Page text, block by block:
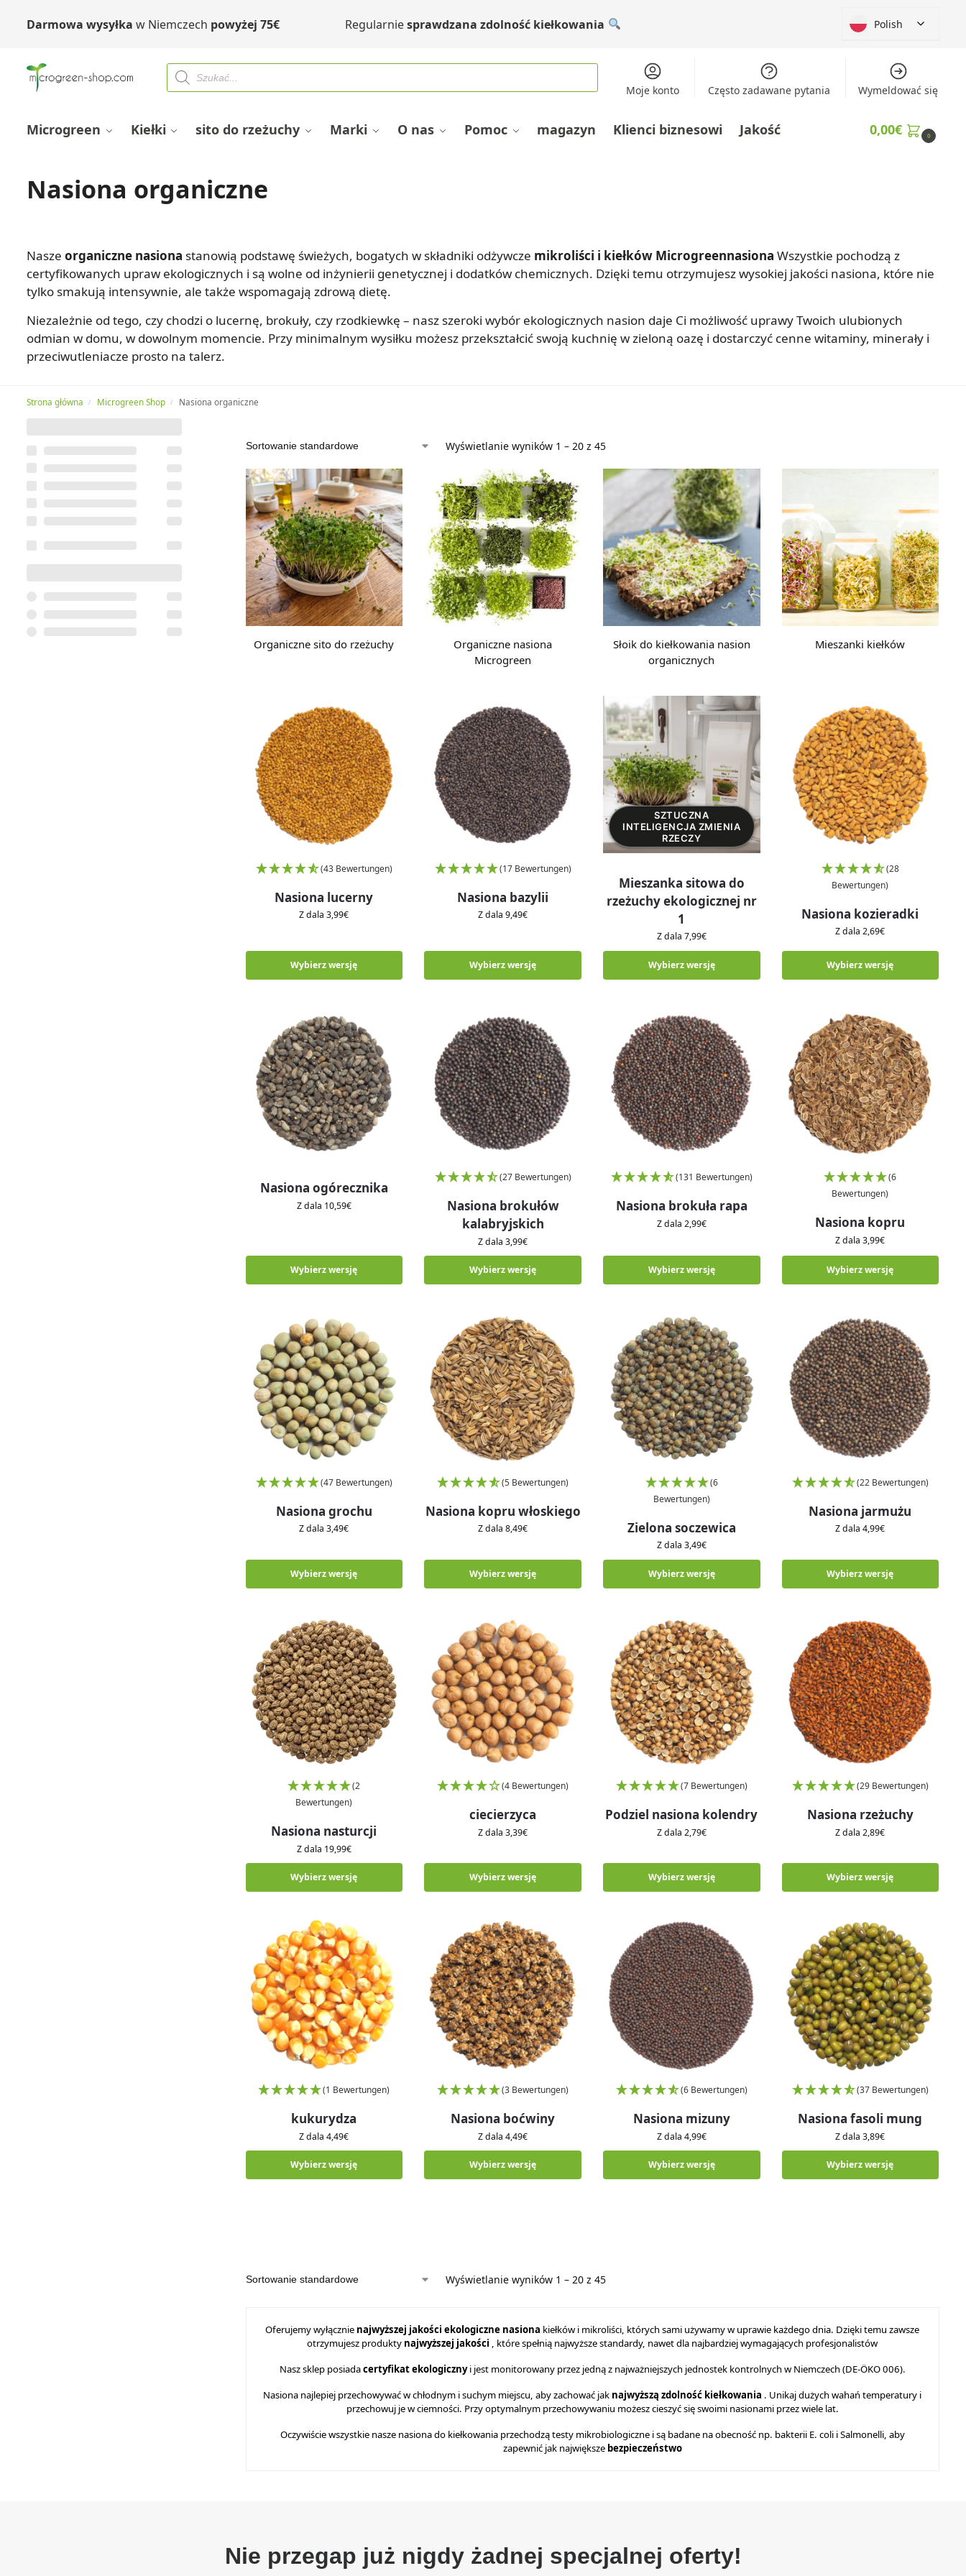
Darmowa wysyłka w Niemczech powyżej 75€ Regularniesprawdzana zdolność kiełkowania Polish
Moje konto Często zadawane pytania Wymeldować się
Microgreen Kiełki sito do rzeżuchy Marki O nas Pomoc magazyn Klienci biznesowi Jakość 0,00€ 0
Nasiona organiczne
Nasze organiczne nasiona stanowią podstawę świeżych, bogatych w składniki odżywcze mikroliści i kiełków Microgreennasiona Wszystkie pochodzą z
certyfikowanych upraw ekologicznych i są wolne od inżynierii genetycznej i dodatków chemicznych. Dzięki temu otrzymujesz wysokiej jakości nasiona, które nie
tylko smakują intensywnie, ale także wspomagają zdrową dietę.
Niezależnie od tego, czy chodzi o lucernę, brokuły, czy rzodkiewkę – nasz szeroki wybór ekologicznych nasion daje Ci możliwość uprawy Twoich ulubionych
odmian w domu, w dowolnym momencie. Przy minimalnym wysiłku możesz przekształcić swoją kuchnię w zieloną oazę i dostarczyć cenne witaminy, minerały i
przeciwutleniacze prosto na talerz.
Strona główna / Microgreen Shop / Nasiona organiczne
Wyświetlanie wyników 1 – 20 z 45
Organiczne sito do rzeżuchy
Organiczne nasiona
Microgreen
Słoik do kiełkowania nasion
organicznych
Mieszanki kiełków
(43 Bewertungen)
Nasiona lucerny
Z dala3,99€
Wybierz wersję
(17 Bewertungen)
Nasiona bazylii
Z dala9,49€
Wybierz wersję
SZTUCZNA
INTELIGENCJA ZMIENIA
RZECZY
Mieszanka sitowa do
rzeżuchy ekologicznej nr
1
Z dala 7,99€
Wybierz wersję
(28
Bewertungen)
Nasiona kozieradki
Z dala2,69€
Wybierz wersję
Nasiona ogórecznika
Z dala 10,59€
Wybierz wersję
(27 Bewertungen)
Nasiona brokułów
kalabryjskich
Z dala3,99€
Wybierz wersję
(131 Bewertungen)
Nasiona brokuła rapa
Z dala 2,99€
Wybierz wersję
(6
Bewertungen)
Nasiona kopru
Z dala3,99€
Wybierz wersję
(47 Bewertungen)
Nasiona grochu
Z dala3,49€
Wybierz wersję
(5 Bewertungen)
Nasiona kopru włoskiego
Z dala8,49€
Wybierz wersję
(6
Bewertungen)
Zielona soczewica
Z dala 3,49€
Wybierz wersję
(22 Bewertungen)
Nasiona jarmużu
Z dala4,99€
Wybierz wersję
(2
Bewertungen)
Nasiona nasturcji
Z dala 19,99€
Wybierz wersję
(4 Bewertungen)
ciecierzyca
Z dala3,39€
Wybierz wersję
(7 Bewertungen)
Podziel nasiona kolendry
Z dala 2,79€
Wybierz wersję
(29 Bewertungen)
Nasiona rzeżuchy
Z dala2,89€
Wybierz wersję
(1 Bewertungen)
kukurydza
Z dala4,49€
Wybierz wersję
(3 Bewertungen)
Nasiona boćwiny
Z dala4,49€
Wybierz wersję
(6 Bewertungen)
Nasiona mizuny
Z dala 4,99€
Wybierz wersję
(37 Bewertungen)
Nasiona fasoli mung
Z dala3,89€
Wybierz wersję
Wyświetlanie wyników 1 – 20 z 45
Oferujemy wyłącznie najwyższej jakości ekologiczne nasiona kiełków i mikroliści, których sami używamy w uprawie każdego dnia. Dzięki temu zawsze
otrzymujesz produkty najwyższej jakości , które spełnią najwyższe standardy, nawet dla najbardziej wymagających profesjonalistów
Nasz sklep posiadacertyfikat ekologicznyi jest monitorowany przez jedną z najważniejszych jednostek kontrolnych w Niemczech (DE-ÖKO 006).
Nasiona najlepiej przechowywać w chłodnym i suchym miejscu, aby zachować jak najwyższą zdolność kiełkowania . Unikaj dużych wahań temperatury i
przechowuj je w ciemności. Przy optymalnym przechowywaniu możesz cieszyć się swoimi nasionami przez wiele lat.
Oczywiście wszystkie nasze nasiona do kiełkowania przechodzą testy mikrobiologiczne i są badane na obecność np. bakterii E. coli i Salmonelli, aby
zapewnić jak największe bezpieczeństwo
Nie przegap już nigdy żadnej specjalnej oferty!